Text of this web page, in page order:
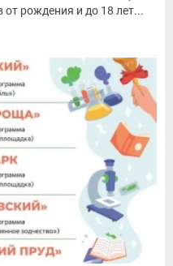
рождения и до 18 лет...